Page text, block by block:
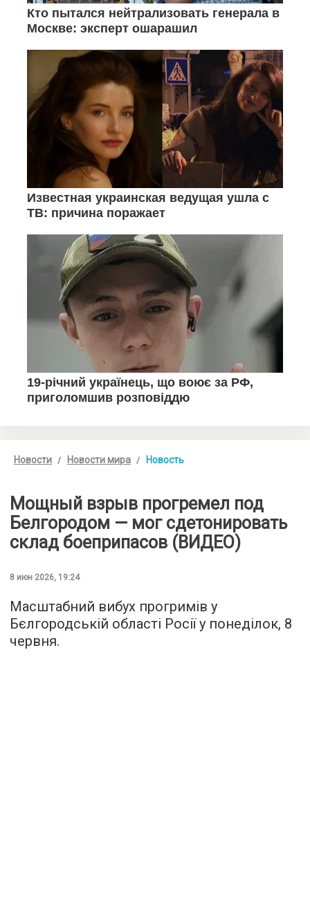
Новости Новости мира Новость
Мощный взрыв прогремел под
Белгородом — мог сдетонировать
склад боеприпасов (ВИДЕО)
8 июн 2026, 19:24
Масштабний вибух прогримів у
Бєлгородській області Росії у понеділок, 8
червня.